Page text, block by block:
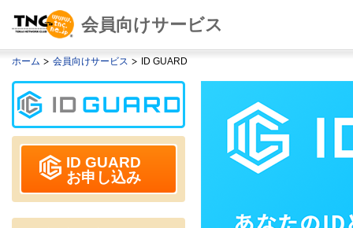
会員向けサービス
ホーム 会員向けサービス ID GUARD
ID GUARD
お申し込み